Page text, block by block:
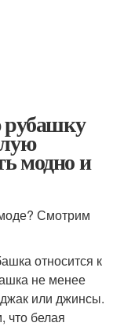
рубашку
модно и
Смотрим
относится к
не менее
или джинсы.
что белая